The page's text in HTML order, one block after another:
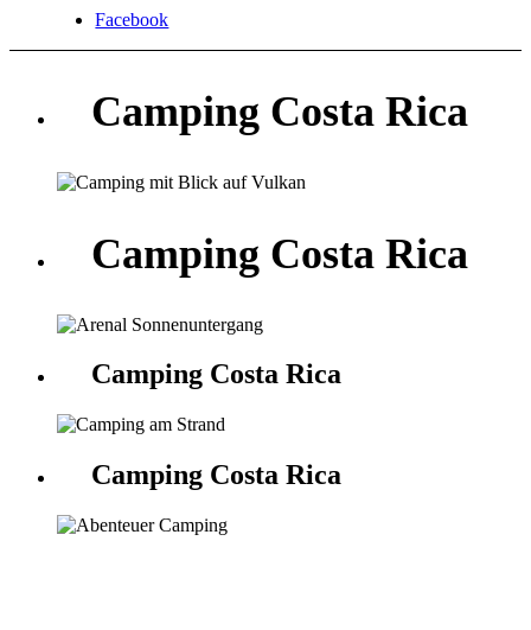
Facebook
Camping Costa Rica
Camping Costa Rica
Camping Costa Rica
Camping Costa Rica